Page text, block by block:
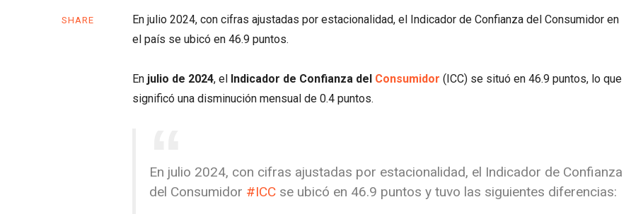
SHARE
En julio 2024, con cifras ajustadas por estacionalidad, el Indicador de Confianza del Consumidor en
el país se ubicó en 46.9 puntos.
En julio de 2024, el Indicador de Confianza del Consumidor (ICC) se situó en 46.9 puntos, lo que
significó una disminución mensual de 0.4 puntos.
En julio 2024, con cifras ajustadas por estacionalidad, el Indicador de Confianza
del Consumidor #ICC se ubicó en 46.9 puntos y tuvo las siguientes diferencias: